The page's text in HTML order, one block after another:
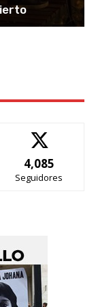
4,085
Seguidores